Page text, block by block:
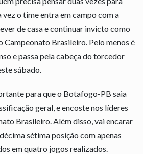
vez o time entra em campo com a
de casa e continuar invicto como
Campeonato Brasileiro. Pelo menos é
e passa pela cabeça do torcedor
sábado.
para que o Botafogo-PB saia
geral, e encoste nos líderes
Brasileiro. Além disso, vai encarar
sétima posição com apenas
em quatro jogos realizados.